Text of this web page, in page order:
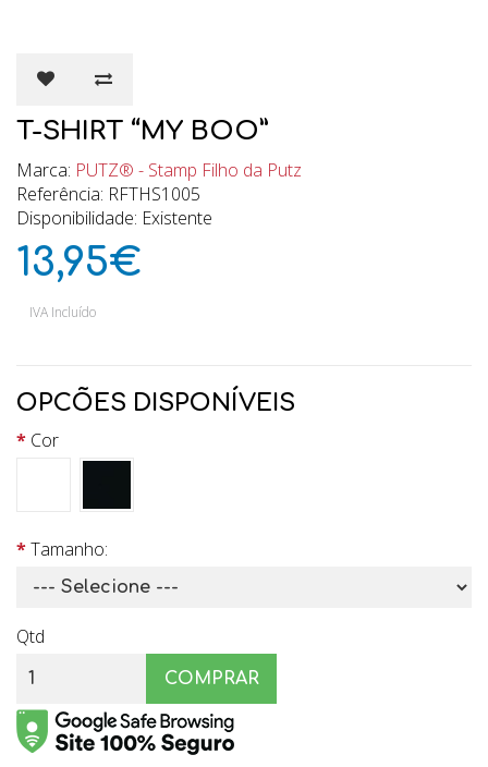
T-SHIRT “MY BOO”
Marca: PUTZ® - Stamp Filho da Putz
Referência: RFTHS1005
Disponibilidade: Existente
13,95€
IVA Incluído
OPCÕES DISPONÍVEIS
Cor
Tamanho:
Qtd
COMPRAR